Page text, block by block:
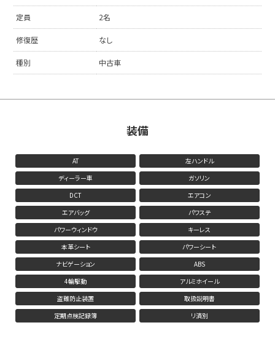
定員 2名
修復歴 なし
種別 中古車
装備
AT
左ハンドル
ディーラー車
ガソリン
DCT
エアコン
エアバッグ
パワステ
パワーウィンドウ
キーレス
本革シート
パワーシート
ナビゲーション
ABS
4輪駆動
アルミホイール
盗難防止装置
取扱説明書
定期点検記録簿
リ済別